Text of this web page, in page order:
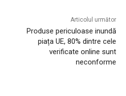
Articolul următor
Produse periculoase inundă
piața UE, 80% dintre cele
verificate online sunt
neconforme